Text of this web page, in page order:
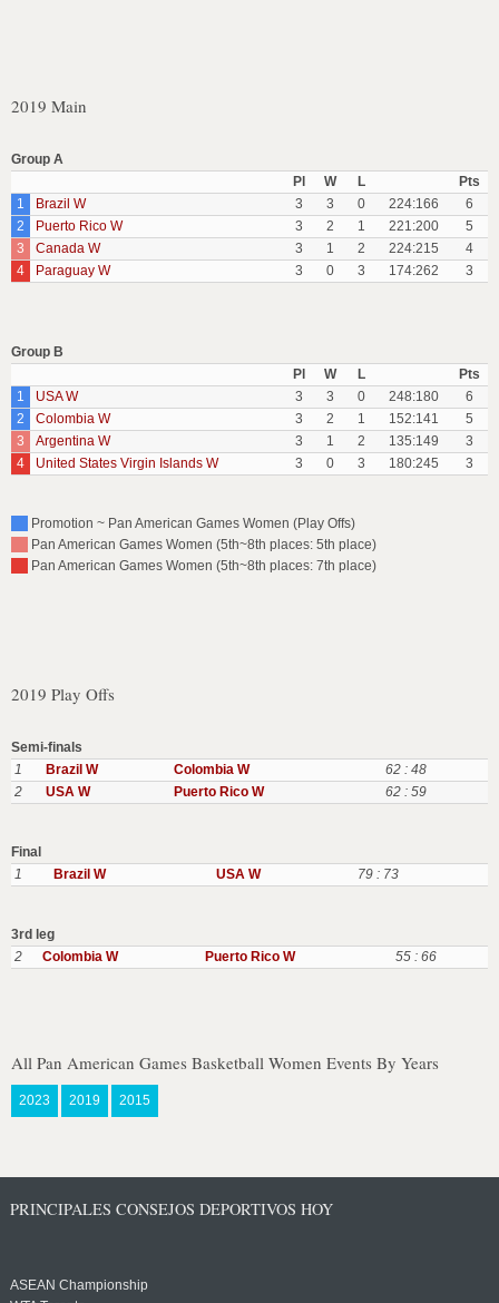
2019 Main
Group A
Pl
W L
Pts
1
Brazil W 3 3 0 224:166
6
2
Puerto Rico W 3 2 1 221:200
5
3
Canada W 3 1 2 224:215
4
4
Paraguay W 3 0 3 174:262 3
Group B
Pl
W L
Pts
1
USA W 3 3 0 248:180
6
2
Colombia W 3 2 1 152:141
5
3
Argentina W 3 1 2 135:149
3
4
United States Virgin Islands W 3 0 3 180:245 3
Promotion ~ Pan American Games Women (Play Offs)
Pan American Games Women (5th~8th places: 5th place)
Pan American Games Women (5th~8th places: 7th place)
2019 Play Offs
Semi-finals
1
Brazil W Colombia W
62 : 48
2
USA W Puerto Rico W 62 : 59
Final
1
Brazil W USA W 79 : 73
3rd leg
2
Colombia W Puerto Rico W 55 : 66
All Pan American Games Basketball Women Events By Years
2023 2019 2015
PRINCIPALES CONSEJOS DEPORTIVOS HOY
ASEAN Championship